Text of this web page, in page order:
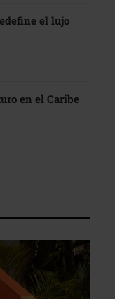
el lujo
en el Caribe